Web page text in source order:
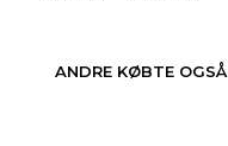
ANDRE KØBTE OGSÅ